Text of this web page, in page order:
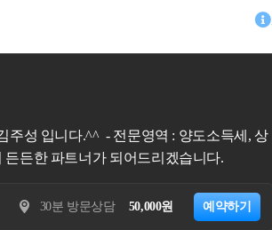
던지 등등
정이 충분히 이해는 가지만요)
, 엄한데(?) 알아보다가 대응하
스템 등에서) 기본적인 내용은
다.어찌되었든 청구세액
세무서 시절 업무 경험을
자료를 충실히 작성하
업무를 처리함에 있어 너
요. 의뢰하실 업무가 있으
분이셨습니다.일교차 큰
.
무신고자에 대한 종합소
결정이라고도 합니다)를
소득세 결정으로 인하여
살펴보니 상당히 억울한
니 감액경정이 가능할 수
부하여 서면을 작성하
제가 감히 예단을 할 수 없
는 아니고 '중박'입니다.
습니다. 그것도 접수 후 비
니다. - 전문영역 : 종합소득세 납세자의 든든한 파트
습니다.
예약하기 30분 방문상담